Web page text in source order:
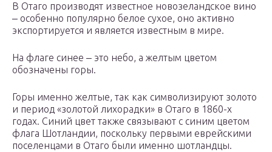
В Отаго производят известное новозеландское вино
‒ особенно популярно белое сухое, оно активно
экспортируется и является известным в мире.
На флаге синее ‒ это небо, а желтым цветом
обозначены горы.
Горы именно желтые, так как символизируют золото
и период «золотой лихорадки» в Отаго в 1860-х
годах. Синий цвет также связывают с синим цветом
флага Шотландии, поскольку первыми еврейскими
поселенцами в Отаго были именно шотландцы.